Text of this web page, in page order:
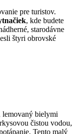
pre turistov.
, kde budete
starodávne
štyri obrovské
lemovaný bielymi
čistou vodou,
Tento malý